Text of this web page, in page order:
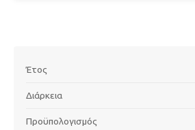
Έτος
Διάρκεια
Προϋπολογισμός